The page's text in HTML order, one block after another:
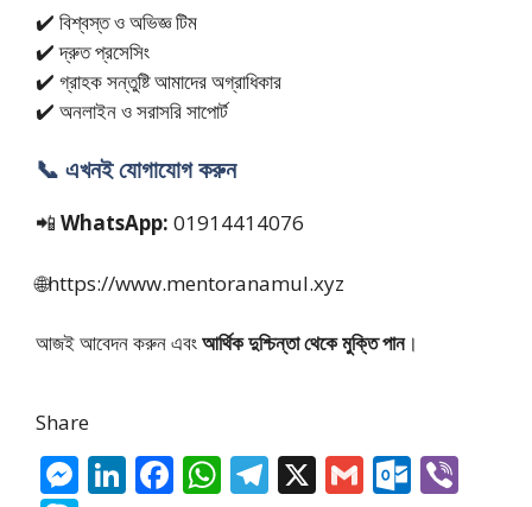
✔️ বিশ্বস্ত ও অভিজ্ঞ টিম
✔️ দ্রুত প্রসেসিং
✔️ গ্রাহক সন্তুষ্টি আমাদের অগ্রাধিকার
✔️ অনলাইন ও সরাসরি সাপোর্ট
📞 এখনই যোগাযোগ করুন
📲 WhatsApp: 01914414076
🌐https://www.mentoranamul.xyz
আজই আবেদন করুন এবংআর্থিক দুশ্চিন্তা থেকে মুক্তি পান।
Share
M Li F W T X G O